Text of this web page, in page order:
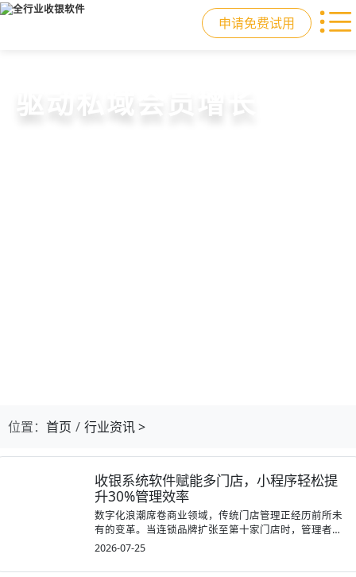
申请免费试用
门店收银，就用店易
重塑门店运营体验
驱动私域会员增长
快速拓展生意边界
位置： 首页 行业资讯>
主要内容
收银系统软件赋能多门店，小程序轻松提
升30%管理效率
数字化浪潮席卷商业领域，传统门店管理正经历前所未
有的变革。当连锁品牌扩张至第十家门店时，管理者
往...
2026-07-25